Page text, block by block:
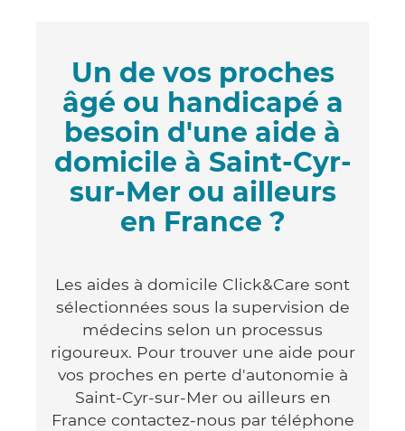
Un de vos proches
âgé ou handicapé a
besoin d'une aide à
domicile à Saint-Cyr-
sur-Mer ou ailleurs
en France ?
Les aides à domicile Click&Care sont
sélectionnées sous la supervision de
médecins selon un processus
rigoureux. Pour trouver une aide pour
vos proches en perte d'autonomie à
Saint-Cyr-sur-Mer ou ailleurs en
France contactez-nous par téléphone